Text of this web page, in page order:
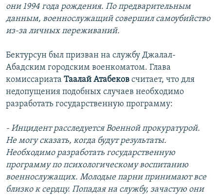
они 1994 года рождения. По предварительным
данным, военнослужащий совершил самоубийство
из-за личных переживаний.
Бектурсун был призван на службу Джалал-
Абадским городским военкоматом. Глава
комиссариата Таалай Атабеков считает, что для
недопущения подобных случаев необходимо
разработать государственную программу:
- Инцидент расследуется Военной прокуратурой.
Не могу сказать, когда будут результаты.
Необходимо разработать государственную
программу по психологическому воспитанию
военнослужащих. Молодые парни принимают все
близко к сердцу. Попадая на службу, зачастую они